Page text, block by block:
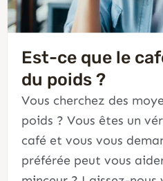
Est-ce que le
du poids ?
Vous cherchez des
poids ? Vous êtes un
café et vous vous
préférée peut vous